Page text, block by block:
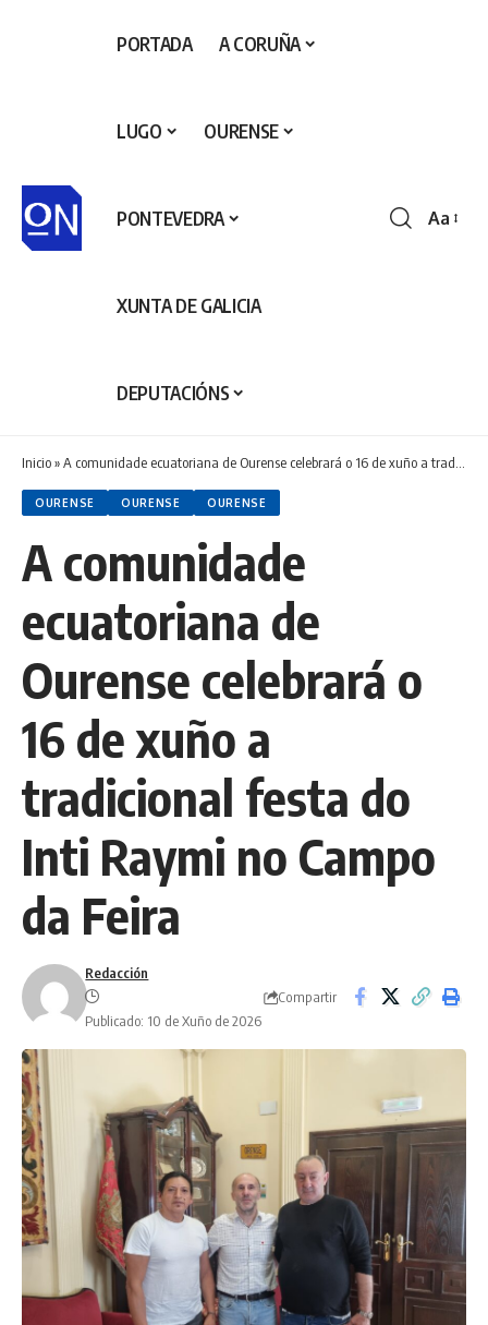
PORTADA A CORUÑA
LUGO OURENSE
PONTEVEDRA
XUNTA DE GALICIA
DEPUTACIÓNS
Aa
Inicio»A comunidade ecuatoriana de Ourense celebrará o 16 de xuño a tradicional festa do Inti Raymi no Campo da Feira
OURENSE OURENSE OURENSE
A comunidade
ecuatoriana de
Ourense celebrará o
16 de xuño a
tradicional festa do
Inti Raymi no Campo
da Feira
Redacción
Publicado: 10 de Xuño de 2026
Compartir